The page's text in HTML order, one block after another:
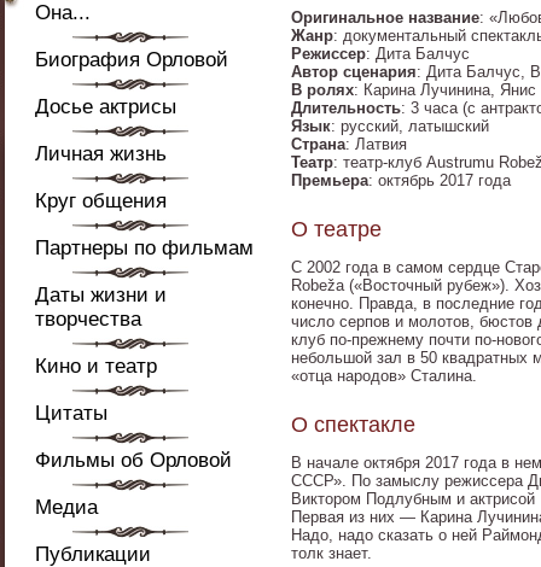
Она...
Биография Орловой
Досье актрисы
Личная жизнь
Круг общения
Партнеры по фильмам
Даты жизни и
творчества
Кино и театр
Цитаты
Фильмы об Орловой
Медиа
Публикации
Оригинальное название:
Жанр: документальный
Режиссер: Дита Балчус
Автор сценария: Дита Балчус,
В ролях: Карина Лучинина,
Длительность: 3 часа (с
Язык: русский, латышский
Страна: Латвия
Театр: театр-клуб Austrumu
Премьера: октябрь 2017 года
О театре
С 2002 года в самом сердце
Robeža («Восточный рубеж»).
конечно. Правда, в последние
число серпов и молотов,
клуб по-прежнему почти по-
небольшой зал в 50 квадратных
«отца народов» Сталина.
О спектакле
В начале октября 2017 года в
СССР». По замыслу режиссера
Виктором Подлубным и актрисой
Первая из них — Карина
Надо, надо сказать о ней
толк знает.